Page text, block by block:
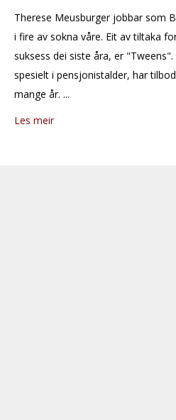
Therese Meusburger jobbar som
i fire av sokna våre. Eit av tiltaka
suksess dei siste åra, er
spesielt i pensjonistalder, har
mange år. ...
Les meir